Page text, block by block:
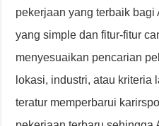
pekerjaan yang terbaik bagi
yang simple dan fitur-fitur
menyesuaikan pencarian
lokasi, industri, atau kriteria
teratur memperbarui